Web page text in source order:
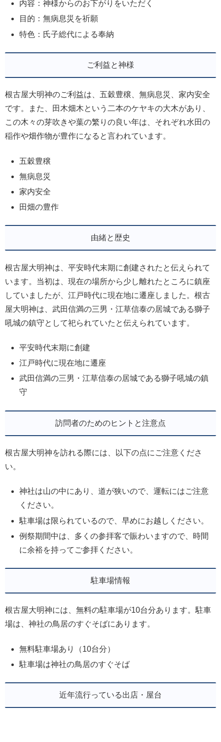
内容：神様からのお下がりをいただく
目的：無病息災を祈願
特色：氏子総代による奉納
ご利益と神様
根古屋大明神のご利益は、五穀豊穣、無病息災、家内安全
です。また、田木畑木という二本のケヤキの大木があり、
この木々の芽吹きや葉の繁りの良い年は、それぞれ水田の
稲作や畑作物が豊作になると言われています。
五穀豊穣
無病息災
家内安全
田畑の豊作
由緒と歴史
根古屋大明神は、平安時代末期に創建されたと伝えられて
います。当初は、現在の場所から少し離れたところに鎮座
していましたが、江戸時代に現在地に遷座しました。根古
屋大明神は、武田信満の三男・江草信泰の居城である獅子
吼城の鎮守として祀られていたと伝えられています。
平安時代末期に創建
江戸時代に現在地に遷座
武田信満の三男・江草信泰の居城である獅子吼城の鎮
守
訪問者のためのヒントと注意点
根古屋大明神を訪れる際には、以下の点にご注意くださ
い。
神社は山の中にあり、道が狭いので、運転にはご注意
ください。
駐車場は限られているので、早めにお越しください。
例祭期間中は、多くの参拝客で賑わいますので、時間
に余裕を持ってご参拝ください。
駐車場情報
根古屋大明神には、無料の駐車場が10台分あります。駐車
場は、神社の鳥居のすぐそばにあります。
無料駐車場あり（10台分）
駐車場は神社の鳥居のすぐそば
近年流行っている出店・屋台